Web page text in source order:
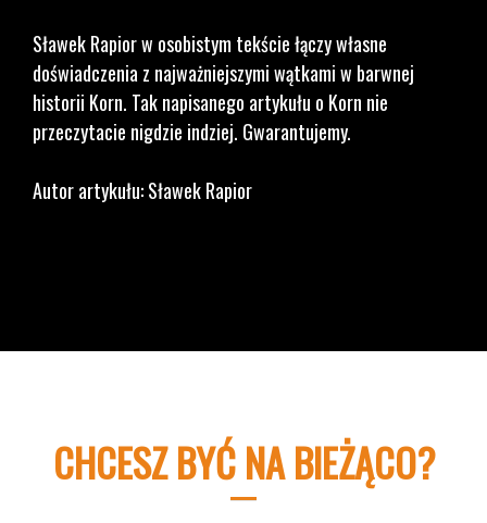
Sławek Rapior w osobistym tekście łączy własne
doświadczenia z najważniejszymi wątkami w barwnej
historii Korn. Tak napisanego artykułu o Korn nie
przeczytacie nigdzie indziej. Gwarantujemy.
Autor artykułu: Sławek Rapior
CHCESZ BYĆ NA BIEŻĄCO?